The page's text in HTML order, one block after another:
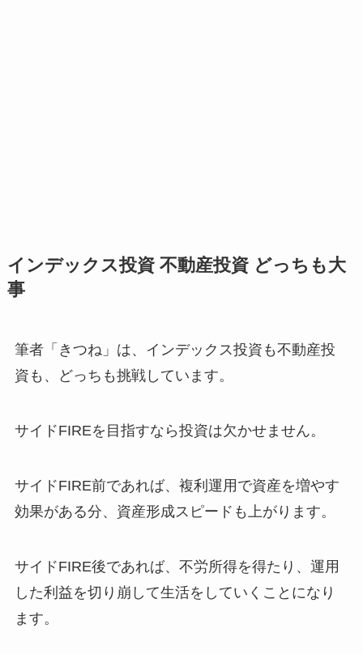
インデックス投資 不動産投資 どっちも大
事
筆者「きつね」は、インデックス投資も不動産投
資も、どっちも挑戦しています。
サイドFIREを目指すなら投資は欠かせません。
サイドFIRE前であれば、複利運用で資産を増やす
効果がある分、資産形成スピードも上がります。
サイドFIRE後であれば、不労所得を得たり、運用
した利益を切り崩して生活をしていくことになり
ます。